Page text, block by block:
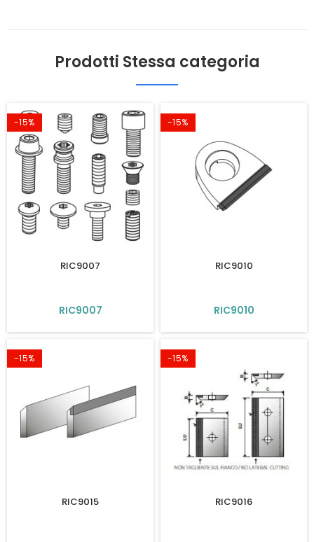
Prodotti Stessa categoria
-15%
RIC9007
RIC9007
-15%
RIC9010
RIC9010
-15%
RIC9015
-15%
RIC9016